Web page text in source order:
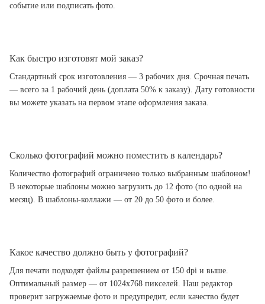
событие или подписать фото.
Как быстро изготовят мой заказ?
Стандартный срок изготовления — 3 рабочих дня. Срочная печать
— всего за 1 рабочий день (доплата 50% к заказу). Дату готовности
вы можете указать на первом этапе оформления заказа.
Сколько фотографий можно поместить в календарь?
Количество фотографий ограничено только выбранным шаблоном!
В некоторые шаблоны можно загрузить до 12 фото (по одной на
месяц). В шаблоны-коллажи — от 20 до 50 фото и более.
Какое качество должно быть у фотографий?
Для печати подходят файлы разрешением от 150 dpi и выше.
Оптимальный размер — от 1024x768 пикселей. Наш редактор
проверит загружаемые фото и предупредит, если качество будет